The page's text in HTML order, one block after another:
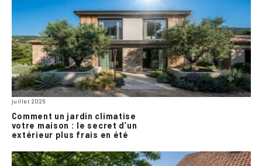
juillet 2026
Comment un jardin climatise
votre maison : le secret d’un
extérieur plus frais en été